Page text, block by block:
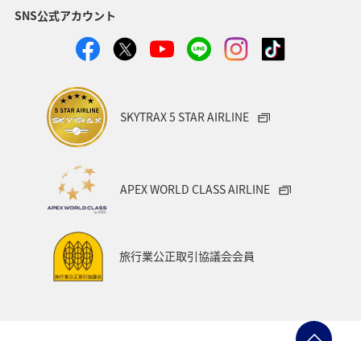
ライフ 日常
A-style秋特集 スズキ マアジ ヤマメ
SNS公式アカウント
SKYTRAX 5 STAR AIRLINE
APEX WORLD CLASS AIRLINE
旅行業公正取引協議会会員